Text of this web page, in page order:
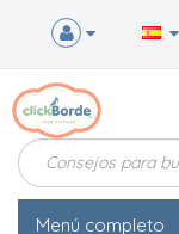
Menú completo